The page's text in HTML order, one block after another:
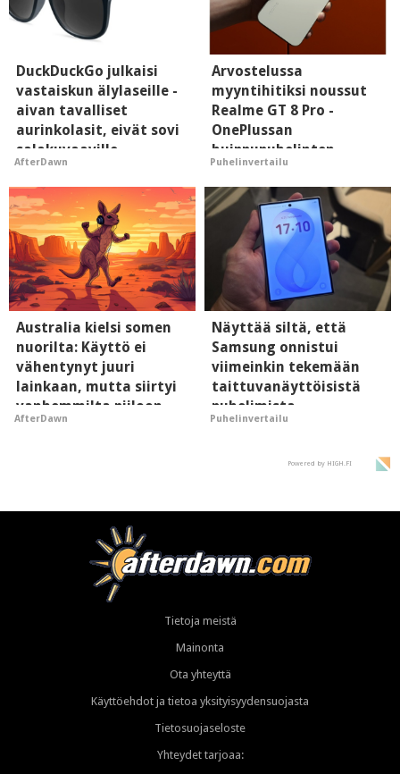
DuckDuckGo julkaisi
vastaiskun älylaseille -
aivan tavalliset
aurinkolasit, eivät sovi
salakuvaaville
hyypiöille
AfterDawn
Arvostelussa
myyntihitiksi noussut
Realme GT 8 Pro -
OnePlussan
huippupuhelinten
"perillinen"
Puhelinvertailu
Australia kielsi somen
nuorilta: Käyttö ei
vähentynyt juuri
lainkaan, mutta siirtyi
vanhemmilta piiloon
AfterDawn
Näyttää siltä, että
Samsung onnistui
viimeinkin tekemään
taittuvanäyttöisistä
puhelimista
supersuosittuja
Puhelinvertailu
Powered by HIGH.FI
Tietoja meistä
Mainonta
Ota yhteyttä
Käyttöehdot ja tietoa yksityisyydensuojasta
Tietosuojaseloste
Yhteydet tarjoaa: